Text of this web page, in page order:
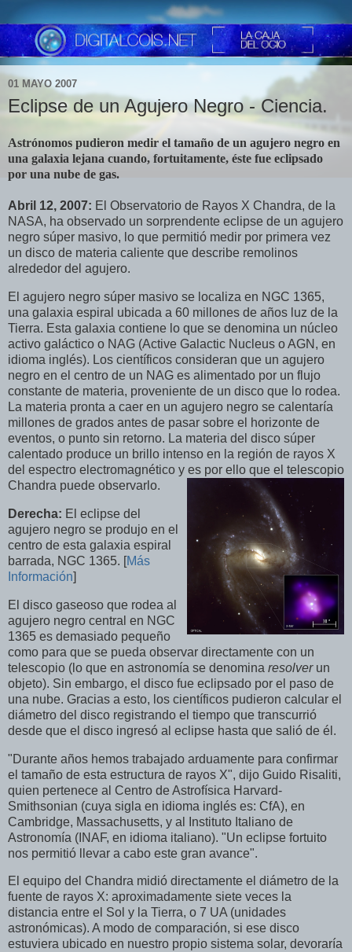
01 MAYO 2007
Eclipse de un Agujero Negro - Ciencia.
Astrónomos pudieron medir el tamaño de un agujero negro en
una galaxia lejana cuando, fortuitamente, éste fue eclipsado
por una nube de gas.
Abril 12, 2007: El Observatorio de Rayos X Chandra, de la
NASA, ha observado un sorprendente eclipse de un agujero
negro súper masivo, lo que permitió medir por primera vez
un disco de materia caliente que describe remolinos
alrededor del agujero.
El agujero negro súper masivo se localiza en NGC 1365,
una galaxia espiral ubicada a 60 millones de años luz de la
Tierra. Esta galaxia contiene lo que se denomina un núcleo
activo galáctico o NAG (Active Galactic Nucleus o AGN, en
idioma inglés). Los científicos consideran que un agujero
negro en el centro de un NAG es alimentado por un flujo
constante de materia, proveniente de un disco que lo rodea.
La materia pronta a caer en un agujero negro se calentaría
millones de grados antes de pasar sobre el horizonte de
eventos, o punto sin retorno. La materia del disco súper
calentado produce un brillo intenso en la región de rayos X
del espectro electromagnético y es por ello que el telescopio
Chandra puede observarlo.
Derecha: El eclipse del
agujero negro se produjo en el
centro de esta galaxia espiral
barrada, NGC 1365. [Más
Información]
El disco gaseoso que rodea al
agujero negro central en NGC
1365 es demasiado pequeño
como para que se pueda observar directamente con un
telescopio (lo que en astronomía se denomina resolverun
objeto). Sin embargo, el disco fue eclipsado por el paso de
una nube. Gracias a esto, los científicos pudieron calcular el
diámetro del disco registrando el tiempo que transcurrió
desde que el disco ingresó al eclipse hasta que salió de él.
"Durante años hemos trabajado arduamente para confirmar
el tamaño de esta estructura de rayos X", dijo Guido Risaliti,
quien pertenece al Centro de Astrofísica Harvard-
Smithsonian (cuya sigla en idioma inglés es: CfA), en
Cambridge, Massachusetts, y al Instituto Italiano de
Astronomía (INAF, en idioma italiano). "Un eclipse fortuito
nos permitió llevar a cabo este gran avance".
El equipo del Chandra midió directamente el diámetro de la
fuente de rayos X: aproximadamente siete veces la
distancia entre el Sol y la Tierra, o 7 UA (unidades
astronómicas). A modo de comparación, si ese disco
estuviera ubicado en nuestro propio sistema solar, devoraría